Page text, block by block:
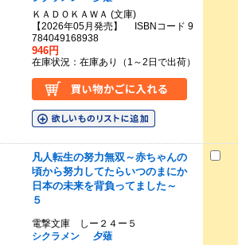
ＫＡＤＯＫＡＷＡ (文庫)
【2026年05月発売】 ISBNコード 9
784049168938
946円
在庫状況：在庫あり（1～2日で出荷）
凡人転生の努力無双～赤ちゃんの
頃から努力してたらいつのまにか
日本の未来を背負ってました～
５
電撃文庫 しー２４ー５
シクラメン
夕薙